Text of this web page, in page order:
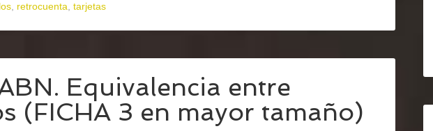
retrocuenta tarjetas
Equivalencia entre
(FICHA 3 en mayor tamaño)